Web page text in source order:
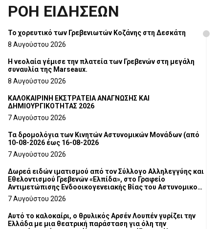
ΡΟΗ ΕΙΔΗΣΕΩΝ
Το χορευτικό των Γρεβενιωτών Κοζάνης στη Δεσκάτη
8 Αυγούστου 2026
Η νεολαία γέμισε την πλατεία των Γρεβενών στη μεγάλη
συναυλία της Marseaux.
8 Αυγούστου 2026
ΚΑΛΟΚΑΙΡΙΝΗ ΕΚΣΤΡΑΤΕΙΑ ΑΝΑΓΝΩΣΗΣ ΚΑΙ
ΔΗΜΙΟΥΡΓΙΚΟΤΗΤΑΣ 2026
7 Αυγούστου 2026
Τα δρομολόγια των Κινητών Αστυνομικών Μονάδων (από
10-08-2026 έως 16-08-2026
7 Αυγούστου 2026
Δωρεά ειδών ιματισμού από τον Σύλλογο Αλληλεγγύης και
Εθελοντισμού Γρεβενών «Ελπίδα», στο Γραφείο
Αντιμετώπισης Ενδοοικογενειακής Βίας του Αστυνομικού
Τμήματος Γρεβενών
7 Αυγούστου 2026
Αυτό το καλοκαίρι, ο θρυλικός Αρσέν Λουπέν γυρίζει την
Ελλάδα με μια θεατρική παράσταση για όλη την